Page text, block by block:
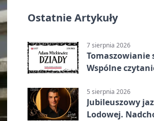
Ostatnie Artykuły
7 sierpnia 2026
Tomaszowianie
Wspólne
5 sierpnia 2026
Jubileuszowy
Lodowej.